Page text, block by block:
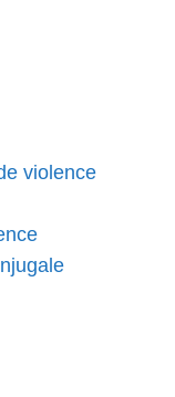
violence